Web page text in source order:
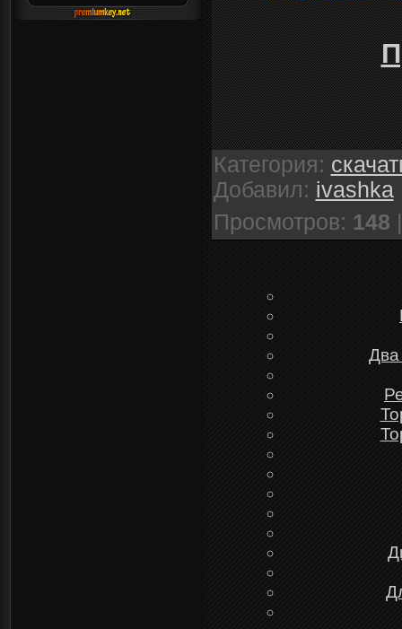
Категория:
Добавил: ivashka
Просмотров: 148
Два